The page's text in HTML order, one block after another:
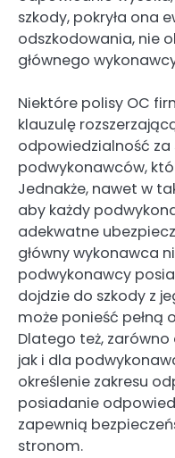
szkody, pokryła ona
odszkodowania, nie
głównego
Niektóre polisy OC
klauzulę
odpowiedzialność za
podwykonawców,
Jednakże, nawet w
aby każdy
adekwatne
główny wykonawca
podwykonawcy
dojdzie do szkody z
może ponieść pełną
Dlatego też,
jak i dla
określenie zakresu
posiadanie
zapewnią
stronom.